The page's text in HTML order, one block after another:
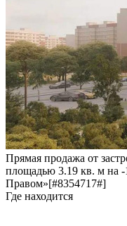
Прямая продажа от
площадью 3.19 кв. м на
Правом»[#8354717#]
Где находится